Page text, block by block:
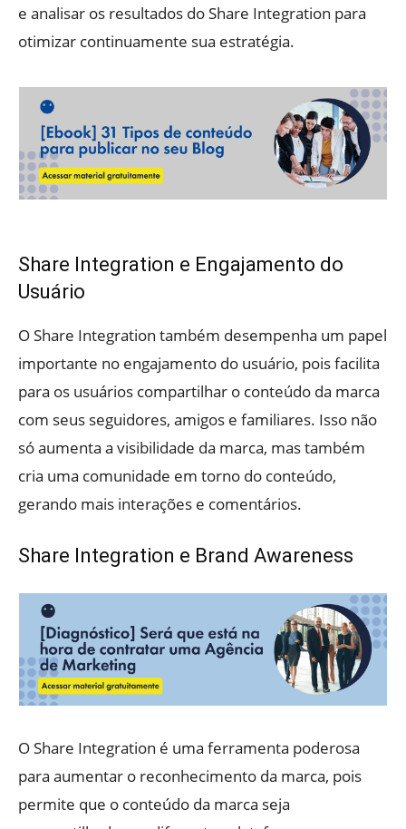
e analisar os resultados do Share Integration para
otimizar continuamente sua estratégia.
Share Integration e Engajamento do
Usuário
O Share Integration também desempenha um papel
importante no engajamento do usuário, pois facilita
para os usuários compartilhar o conteúdo da marca
com seus seguidores, amigos e familiares. Isso não
só aumenta a visibilidade da marca, mas também
cria uma comunidade em torno do conteúdo,
gerando mais interações e comentários.
Share Integration e Brand Awareness
O Share Integration é uma ferramenta poderosa
para aumentar o reconhecimento da marca, pois
permite que o conteúdo da marca seja